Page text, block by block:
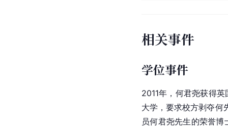
相关事件
学位事件
2011年，何君尧获得
大学，要求校方剥夺何
员何君尧先生的荣誉